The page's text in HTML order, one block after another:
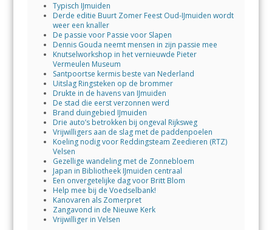
Typisch IJmuiden
Derde editie Buurt Zomer Feest Oud-IJmuiden wordt
weer een knaller
De passie voor Passie voor Slapen
Dennis Gouda neemt mensen in zijn passie mee
Knutselworkshop in het vernieuwde Pieter
Vermeulen Museum
Santpoortse kermis beste van Nederland
Uitslag Ringsteken op de brommer
Drukte in de havens van IJmuiden
De stad die eerst verzonnen werd
Brand duingebied IJmuiden
Drie auto’s betrokken bij ongeval Rijksweg
Vrijwilligers aan de slag met de paddenpoelen
Koeling nodig voor Reddingsteam Zeedieren (RTZ)
Velsen
Gezellige wandeling met de Zonnebloem
Japan in Bibliotheek IJmuiden centraal
Een onvergetelijke dag voor Britt Blom
Help mee bij de Voedselbank!
Kanovaren als Zomerpret
Zangavond in de Nieuwe Kerk
Vrijwilliger in Velsen